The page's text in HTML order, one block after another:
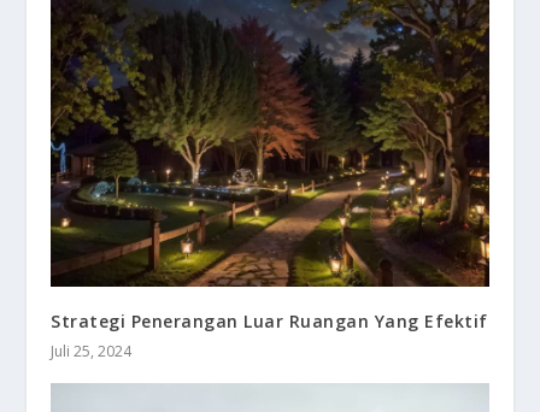
Strategi Penerangan Luar Ruangan Yang Efektif
Juli 25, 2024